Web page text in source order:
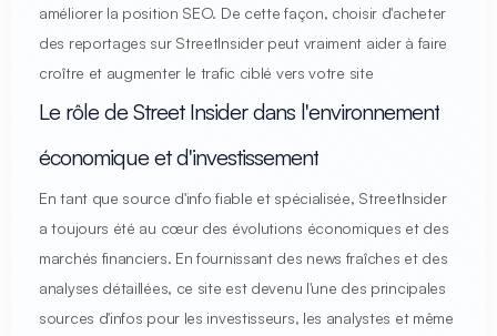
améliorer la position SEO. De cette façon, choisir d'acheter
des reportages sur StreetInsider peut vraiment aider à faire
croître et augmenter le trafic ciblé vers votre site
Le rôle de Street Insider dans l'environnement
économique et d'investissement
En tant que source d'info fiable et spécialisée, StreetInsider
a toujours été au cœur des évolutions économiques et des
marchés financiers. En fournissant des news fraîches et des
analyses détaillées, ce site est devenu l'une des principales
sources d'infos pour les investisseurs, les analystes et même